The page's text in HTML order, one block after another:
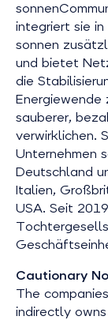
integriert sie
sonnen
und bietet
die
Energiewende
sauberer,
verwirklichen.
Unternehmen
Deutschland
Italien,
USA. Seit
Cautionary
The
indirectly